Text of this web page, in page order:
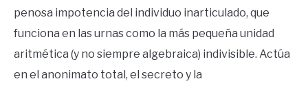
penosa impotencia del individuo inarticulado, que
funciona en las urnas como la más pequeña unidad
aritmética (y no siempre algebraica) indivisible. Actúa
en el anonimato total, el secreto y la